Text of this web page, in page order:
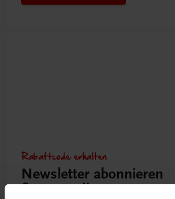
Rabattcode erhalten
Newsletter abonnieren
& Versandkosten sparen